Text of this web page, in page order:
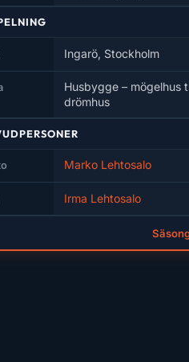
Ingarö, Stockholm
Husbygge – mögelhus
drömhus
Marko Lehtosalo
Irma Lehtosalo